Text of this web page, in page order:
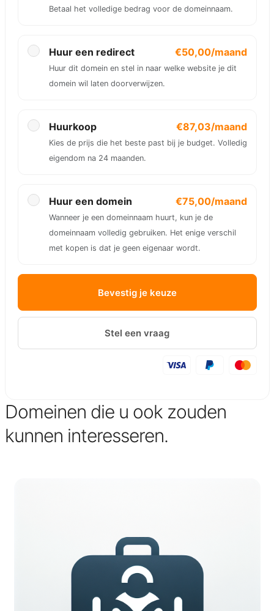
Betaal het volledige bedrag voor de domeinnaam.
Huur een redirect €50,00/maand
Huur dit domein en stel in naar welke website je dit
domein wil laten doorverwijzen.
Huurkoop €87,03/maand
Kies de prijs die het beste past bij je budget. Volledig
eigendom na 24 maanden.
Huur een domein €75,00/maand
Wanneer je een domeinnaam huurt, kun je de
domeinnaam volledig gebruiken. Het enige verschil
met kopen is dat je geen eigenaar wordt.
Bevestig je keuze
Stel een vraag
Domeinen die u ook zouden
kunnen interesseren.